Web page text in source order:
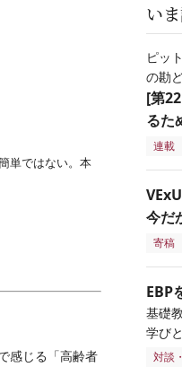
単ではない。本
感じる「高齢者
い
ピッ
の勘
[第
るた
連載
今だ
寄稿
EBP
基礎
学び
対談